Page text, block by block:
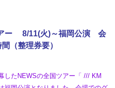
ー 8/11(火)～福岡公演 会
（整理券要）
したNEWSの全国ツアー「 /// KM